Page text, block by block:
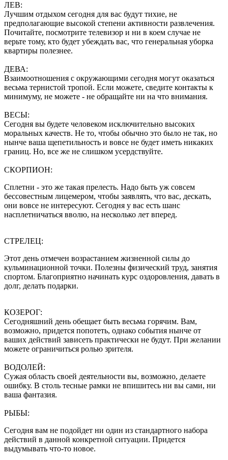
ЛЕВ:
Лучшим отдыхом сегодня для вас будут тихие, не
предполагающие высокой степени активности развлечения.
Почитайте, посмотрите телевизор и ни в коем случае не
верьте тому, кто будет убеждать вас, что генеральная уборка
квартиры полезнее.
ДЕВА:
Взаимоотношения с окружающими сегодня могут оказаться
весьма тернистой тропой. Если можете, сведите контакты к
минимуму, не можете - не обращайте ни на что внимания.
ВЕСЫ:
Сегодня вы будете человеком исключительно высоких
моральных качеств. Не то, чтобы обычно это было не так, но
нынче ваша щепетильность и вовсе не будет иметь никаких
границ. Но, все же не слишком усердствуйте.
СКОРПИОН:
Сплетни - это же такая прелесть. Надо быть уж совсем
бессовестным лицемером, чтобы заявлять, что вас, дескать,
они вовсе не интересуют. Сегодня у вас есть шанс
насплетничаться вволю, на несколько лет вперед.
СТРЕЛЕЦ:
Этот день отмечен возрастанием жизненной силы до
кульминационной точки. Полезны физический труд, занятия
спортом. Благоприятно начинать курс оздоровления, давать в
долг, делать подарки.
КОЗЕРОГ:
Сегодняшний день обещает быть весьма горячим. Вам,
возможно, придется попотеть, однако события нынче от
ваших действий зависеть практически не будут. При желании
можете ограничиться ролью зрителя.
ВОДОЛЕЙ:
Сужая область своей деятельности вы, возможно, делаете
ошибку. В столь тесные рамки не впишитесь ни вы сами, ни
ваша фантазия.
РЫБЫ:
Сегодня вам не подойдет ни один из стандартного набора
действий в данной конкретной ситуации. Придется
выдумывать что-то новое.